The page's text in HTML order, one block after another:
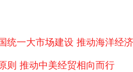
统一大市场建设 推动海洋经
则 推动中美经贸相向而行